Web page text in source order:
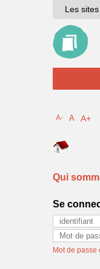
Les
A- A A+
Qui
Se
Mot de passe